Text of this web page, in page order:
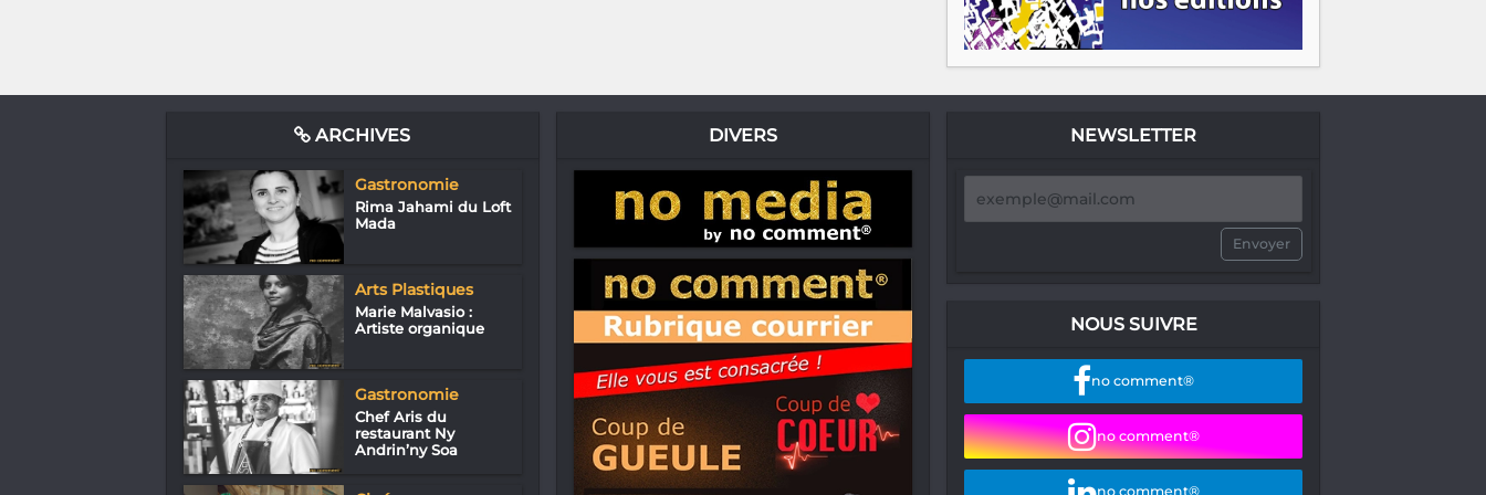
ARCHIVES
Gastronomie
Rima Jahami du Loft
Mada
Arts Plastiques
Marie Malvasio :
Artiste organique
Gastronomie
Chef Aris du
restaurant Ny
Andrin’ny Soa
DIVERS NEWSLETTER
Envoyer
NOUS SUIVRE
no comment®
no comment®
no comment®